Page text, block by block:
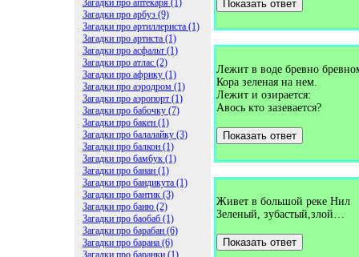
Загадки про аптекаря (1)
Загадки про арбуз (9)
Загадки про артиллериста (1)
Загадки про артиста (1)
Загадки про асфальт (1)
Загадки про атлас (2)
Загадки про африку (1)
Загадки про аэродром (1)
Загадки про аэропорт (1)
Загадки про бабочку (7)
Загадки про бакен (1)
Загадки про балалайку (3)
Загадки про балкон (1)
Загадки про бамбук (1)
Загадки про банан (1)
Загадки про бандикута (1)
Загадки про бантик (3)
Загадки про баню (2)
Загадки про баобаб (1)
Загадки про барабан (6)
Загадки про барана (6)
Загадки про баранки (1)
Показать ответ
Лежит в воде бревно
Кора зеленая на нем.
Лежит и озирается:
Авось кто зазевается?
Показать ответ
Живет в большой реке Нил
Зеленый, зубастый,злой…
Показать ответ